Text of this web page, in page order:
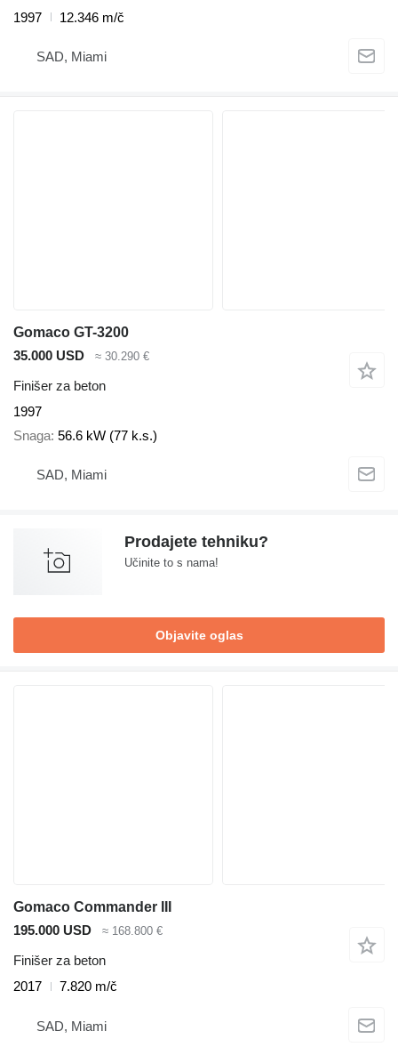
1997
12.346 m/č
SAD, Miami
Gomaco GT-3200
35.000 USD
≈ 30.290 €
Finišer za beton
1997
Snaga 56.6 kW (77 k.s.)
SAD, Miami
Prodajete tehniku?
Učinite to s nama!
Objavite oglas
Gomaco Commander III
195.000 USD
≈ 168.800 €
Finišer za beton
2017
7.820 m/č
SAD, Miami